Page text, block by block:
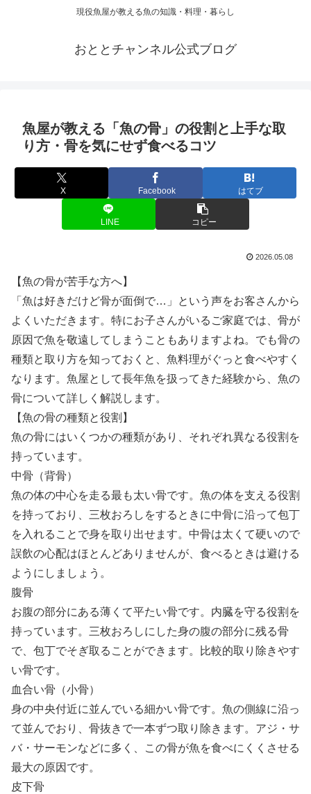
現役魚屋が教える魚の知識・料理・暮らし
おととチャンネル公式ブログ
魚屋が教える「魚の骨」の役割と上手な取
り方・骨を気にせず食べるコツ
X Facebook はてブ
LINE コピー
2026.05.08
【魚の骨が苦手な方へ】
「魚は好きだけど骨が面倒で…」という声をお客さんから
よくいただきます。特にお子さんがいるご家庭では、骨が
原因で魚を敬遠してしまうこともありますよね。でも骨の
種類と取り方を知っておくと、魚料理がぐっと食べやすく
なります。魚屋として長年魚を扱ってきた経験から、魚の
骨について詳しく解説します。
【魚の骨の種類と役割】
魚の骨にはいくつかの種類があり、それぞれ異なる役割を
持っています。
中骨（背骨）
魚の体の中心を走る最も太い骨です。魚の体を支える役割
を持っており、三枚おろしをするときに中骨に沿って包丁
を入れることで身を取り出せます。中骨は太くて硬いので
誤飲の心配はほとんどありませんが、食べるときは避ける
ようにしましょう。
腹骨
お腹の部分にある薄くて平たい骨です。内臓を守る役割を
持っています。三枚おろしにした身の腹の部分に残る骨
で、包丁でそぎ取ることができます。比較的取り除きやす
い骨です。
血合い骨（小骨）
身の中央付近に並んでいる細かい骨です。魚の側線に沿っ
て並んでおり、骨抜きで一本ずつ取り除きます。アジ・サ
バ・サーモンなどに多く、この骨が魚を食べにくくさせる
最大の原因です。
皮下骨